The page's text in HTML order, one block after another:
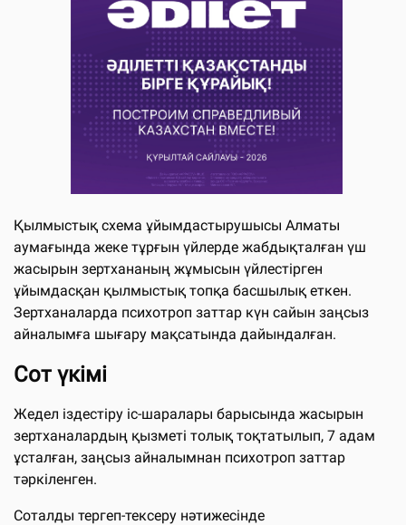
Қылмыстық схема ұйымдастырушысы Алматы
аумағында жеке тұрғын үйлерде жабдықталған үш
жасырын зертхананың жұмысын үйлестірген
ұйымдасқан қылмыстық топқа басшылық еткен.
Зертханаларда психотроп заттар күн сайын заңсыз
айналымға шығару мақсатында дайындалған.
Сот үкімі
Жедел іздестіру іс-шаралары барысында жасырын
зертханалардың қызметі толық тоқтатылып, 7 адам
ұсталған, заңсыз айналымнан психотроп заттар
тәркіленген.
Соталды тергеп-тексеру нәтижесінде